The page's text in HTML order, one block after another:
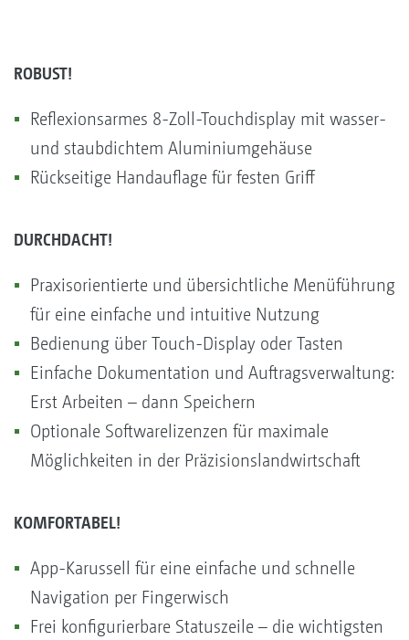
ROBUST!
Reflexionsarmes 8-Zoll-Touchdisplay mit wasser-
und staubdichtem Aluminiumgehäuse
Rückseitige Handauflage für festen Griff
DURCHDACHT!
Praxisorientierte und übersichtliche Menüführung
für eine einfache und intuitive Nutzung
Bedienung über Touch-Display oder Tasten
Einfache Dokumentation und Auftragsverwaltung:
Erst Arbeiten – dann Speichern
Optionale Softwarelizenzen für maximale
Möglichkeiten in der Präzisionslandwirtschaft
KOMFORTABEL!
App-Karussell für eine einfache und schnelle
Navigation per Fingerwisch
Frei konfigurierbare Statuszeile – die wichtigsten